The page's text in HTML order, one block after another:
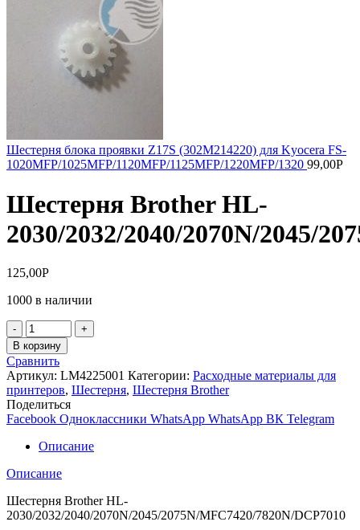
Шестерня блока проявки Z17S (302M214220) для Kyocera FS-
1020MFP/1025MFP/1120MFP/1125MFP/1220MFP/1320 99,00Р
Шестерня Brother HL-
2030/2032/2040/2070N/2045/
125,00Р
1000 в наличии
Количество
товара
Шестерня
Brother
HL-
2030/2032/2040/2070N/2045/2075N/MFC7420/7820N/
В корзину
Сравнить
Артикул: LM4225001 Категории: Расходные материалы для
принтеров, Шестерня, Шестерня Brother
Поделиться
Facebook Одноклассники WhatsApp WhatsApp ВК Telegram
Описание
Описание
Шестерня Brother HL-
2030/2032/2040/2070N/2045/2075N/MFC7420/7820N/DCP7010